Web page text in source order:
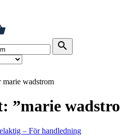
search
marie wadstrom
”marie